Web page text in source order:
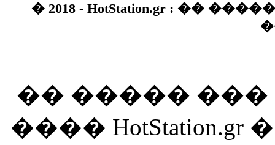
� 2018 - HotStation.gr : ��
�� �����
����